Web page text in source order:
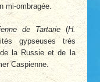
mi-ombragée.
de Tartarie(H.
gypseuses très
la Russie et de la
Caspienne.